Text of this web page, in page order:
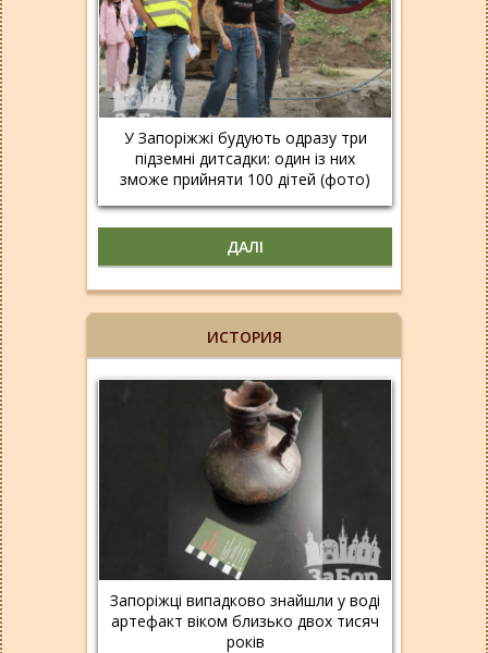
У Запоріжжі будують одразу три
підземні дитсадки: один із них
зможе прийняти 100 дітей (фото)
ДАЛІ
ИСТОРИЯ
Запоріжці випадково знайшли у воді
артефакт віком близько двох тисяч
років